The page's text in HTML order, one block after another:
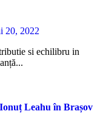
20, 2022
Leahu în Brașov